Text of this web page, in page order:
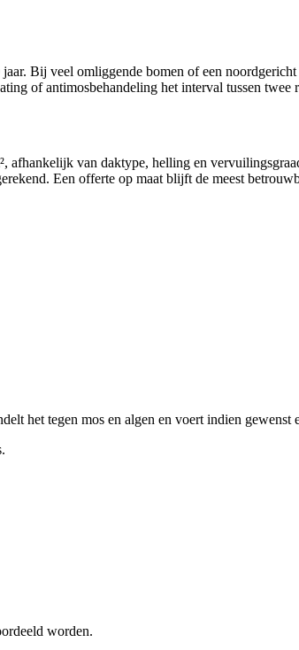
Bij veel omliggende bomen of een
of antimosbehandeling het interval tussen twee
van daktype, helling en
Een offerte op maat blijft de meest
het tegen mos en algen en voert indien gewenst
worden.